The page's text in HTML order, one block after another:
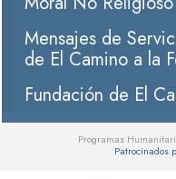
Mensajes de
de El Camino a la
Fundación de El
Programas
Patrocinados